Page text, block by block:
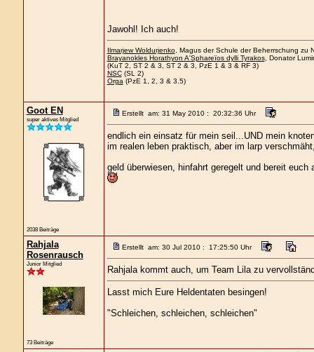
Jawohl! Ich auch!
Ilmarjew Woldurjenko, Magus der Schule der Beherrschung zu
Brayanokles Horathyon A'Sphareïos dylli Tyrakos, Donator
(KuT 2, ST 2 & 3, ST 2 & 3, PzE 1 & 3 & RF 3)
NSC(SL 2)
Orga (PzE 1, 2, 3 & 3.5)
Goot EN
super aktives Mitglied
2038 Beiträge
Erstellt am: 31 May 2010 : 20:32:36 Uhr
endlich ein einsatz für mein seil...UND mein
im realen leben praktisch, aber im larp
geld überwiesen, hinfahrt geregelt und bereit
Rahjala
Rosenrausch
Junior Mitglied
73 Beiträge
Erstellt am: 30 Jul 2010 : 17:25:50 Uhr
Rahjala kommt auch, um Team Lila zu
Lasst mich Eure Heldentaten besingen!
"Schleichen, schleichen, schleichen"